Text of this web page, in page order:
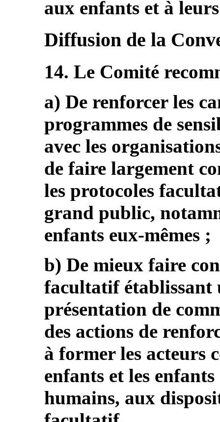
aux enfants et à
Diffusion de la
14. Le Comité
a) De renforcer les
programmes de
avec les
de faire largement
les protocoles
grand public,
enfants eux-mêmes ;
b) De mieux faire
facultatif établissant
présentation de
des actions de
à former les acteurs
enfants et les
humains, aux